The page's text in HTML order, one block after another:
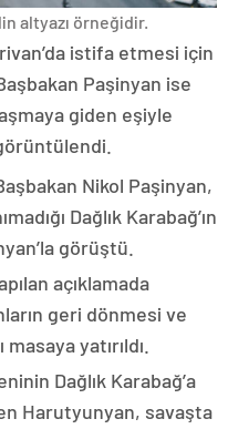
altyazı örneğidir.
istifa etmesi için
Paşinyan ise
giden eşiyle
Nikol Paşinyan,
Dağlık Karabağ’ın
görüştü.
açıklamada
geri dönmesi ve
yatırıldı.
Dağlık Karabağ’a
Harutyunyan, savaşta